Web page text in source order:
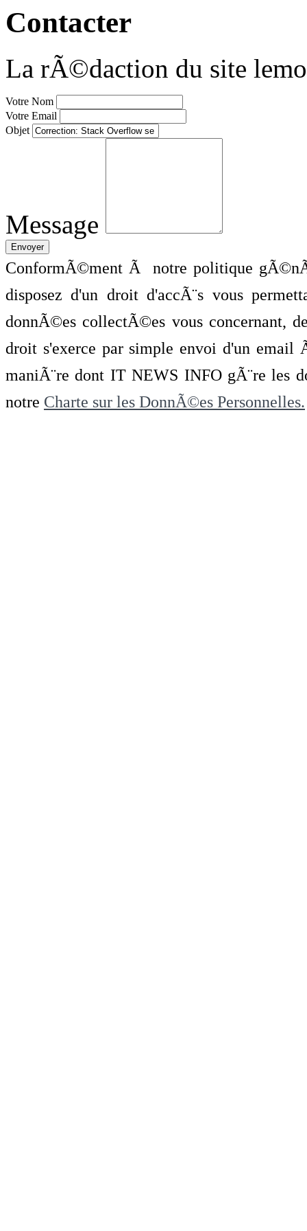
Contacter
La rÃ©daction du site
Votre Nom
Votre Email
Objet
Message
ConformÃ©ment Ã notre politique
disposez d'un droit d'accÃ¨s vous
donnÃ©es collectÃ©es vous concernant,
droit s'exerce par simple envoi d'un
maniÃ¨re dont IT NEWS INFO gÃ¨re les
notre Charte sur les DonnÃ©es Personnelles.